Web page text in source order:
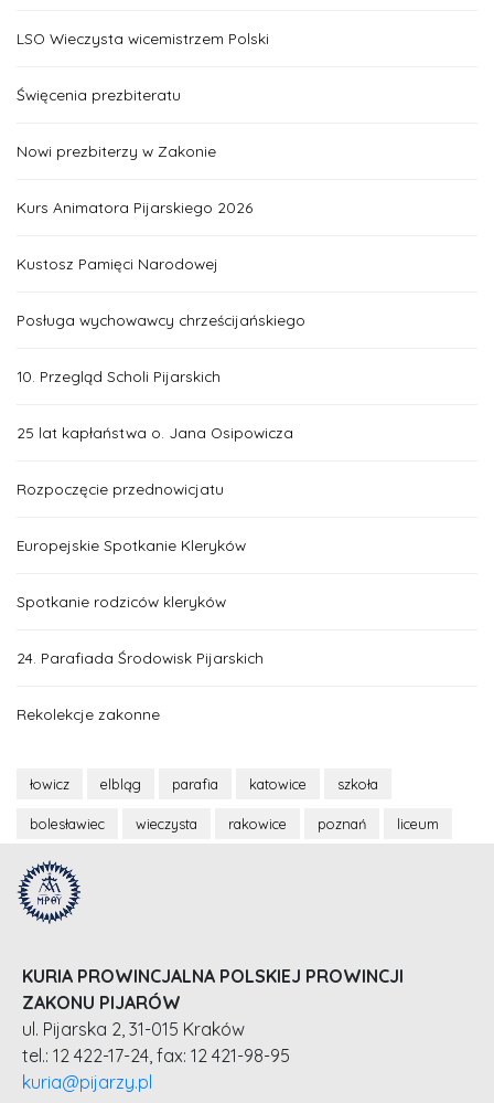
LSO Wieczysta wicemistrzem Polski
Święcenia prezbiteratu
Nowi prezbiterzy w Zakonie
Kurs Animatora Pijarskiego 2026
Kustosz Pamięci Narodowej
Posługa wychowawcy chrześcijańskiego
10. Przegląd Scholi Pijarskich
25 lat kapłaństwa o. Jana Osipowicza
Rozpoczęcie przednowicjatu
Europejskie Spotkanie Kleryków
Spotkanie rodziców kleryków
24. Parafiada Środowisk Pijarskich
Rekolekcje zakonne
łowicz elbląg parafia katowice szkoła
bolesławiec wieczysta rakowice poznań liceum
KURIA PROWINCJALNA POLSKIEJ PROWINCJI
ZAKONU PIJARÓW
ul. Pijarska 2, 31-015 Kraków
tel.: 12 422-17-24, fax: 12 421-98-95
kuria@pijarzy.pl